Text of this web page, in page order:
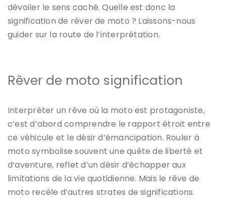
dévoiler le sens caché. Quelle est donc la
signification de rêver de moto ? Laissons-nous
guider sur la route de l’interprétation.
Rêver de moto signification
Interpréter un rêve où la moto est protagoniste,
c’est d’abord comprendre le rapport étroit entre
ce véhicule et le désir d’émancipation. Rouler à
moto symbolise souvent une quête de liberté et
d’aventure, reflet d’un désir d’échapper aux
limitations de la vie quotidienne. Mais le rêve de
moto recèle d’autres strates de significations.